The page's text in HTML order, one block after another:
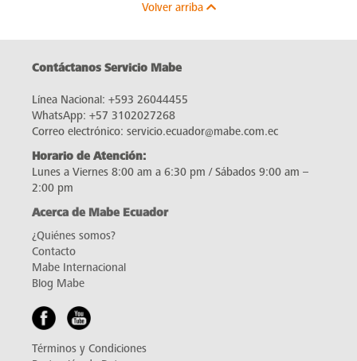
Volver arriba
Contáctanos Servicio Mabe
Línea Nacional: +593 26044455
WhatsApp: +57 3102027268
Correo electrónico: servicio.ecuador@mabe.com.ec
Horario de Atención:
Lunes a Viernes 8:00 am a 6:30 pm / Sábados 9:00 am –
2:00 pm
Acerca de Mabe Ecuador
¿Quiénes somos?
Contacto
Mabe Internacional
Blog Mabe
Términos y Condiciones